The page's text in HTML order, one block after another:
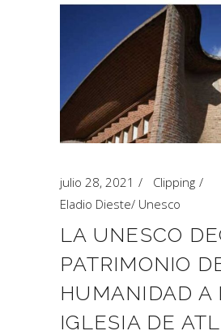
julio 28, 2021
Clipping
Eladio Dieste/ Unesco
LA UNESCO
PATRIMONIO
HUMANIDAD A
IGLESIA DE